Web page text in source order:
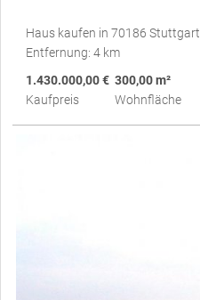
Haus kaufen in 70186 Stuttgart
Entfernung: 4 km
1.430.000,00 €
Kaufpreis
300,00 m²
Wohnfläche